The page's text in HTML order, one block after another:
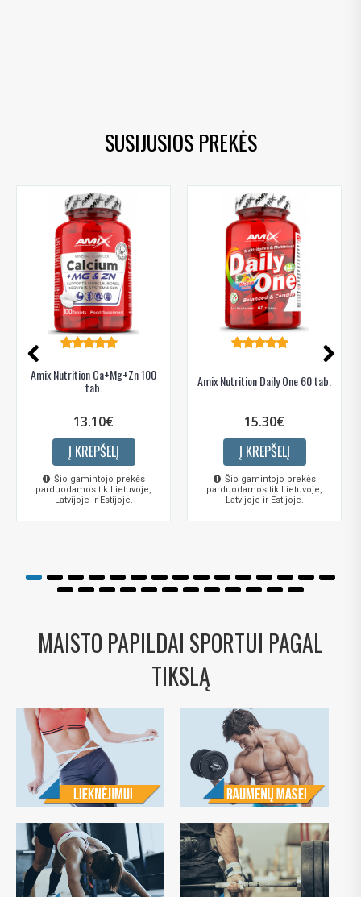
SUSIJUSIOS PREKĖS
Amix Nutrition Ca+Mg+Zn 100
tab.
13.10€
Į KREPŠELĮ
Šio gamintojo prekės
parduodamos tik Lietuvoje,
Latvijoje ir Estijoje.
Amix Nutrition Daily One 60 tab.
15.30€
Į KREPŠELĮ
Šio gamintojo prekės
parduodamos tik Lietuvoje,
Latvijoje ir Estijoje.
MAISTO PAPILDAI SPORTUI PAGAL
TIKSLĄ